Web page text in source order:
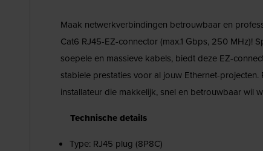
Maak netwerkverbindingen betrouwbaar en
Cat6 RJ45-EZ-connector (max.1 Gbps, 250 MHz)!
soepele en massieve kabels, biedt deze EZ-
stabiele prestaties voor al jouw Ethernet-
installateur die makkelijk, snel en betrouwbaar wil
Technische details
Type: RJ45 plug (8P8C)